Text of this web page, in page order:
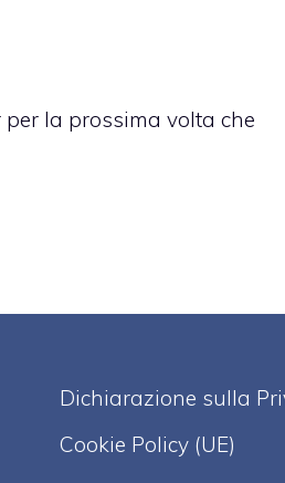
la prossima volta che
Dichiarazione sulla
Cookie Policy (UE)